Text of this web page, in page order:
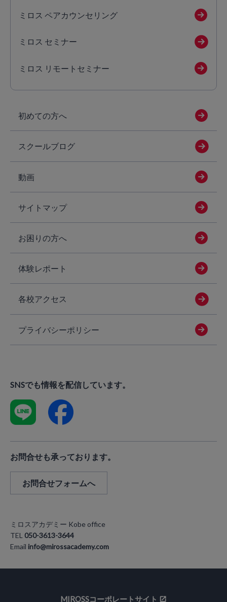
ミロス ペアカウンセリング
ミロス セミナー
ミロス リモートセミナー
初めての方へ
スクールブログ
動画
サイトマップ
お困りの方へ
体験レポート
各校アクセス
プライバシーポリシー
SNSでも情報を配信しています。
お問合せも承っております。
お問合せフォームへ
ミロスアカデミー Kobe office
TEL 050-3613-3644
Emailinfo@mirossacademy.com
MIROSSコーポレートサイト